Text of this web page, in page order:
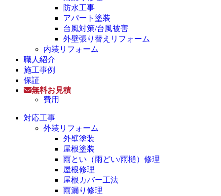
防水工事
アパート塗装
台風対策/台風被害
外壁張り替えリフォーム
内装リフォーム
職人紹介
施工事例
保証
無料お見積
費用
対応工事
外装リフォーム
外壁塗装
屋根塗装
雨とい（雨どい/雨樋）修理
屋根修理
屋根カバー工法
雨漏り修理